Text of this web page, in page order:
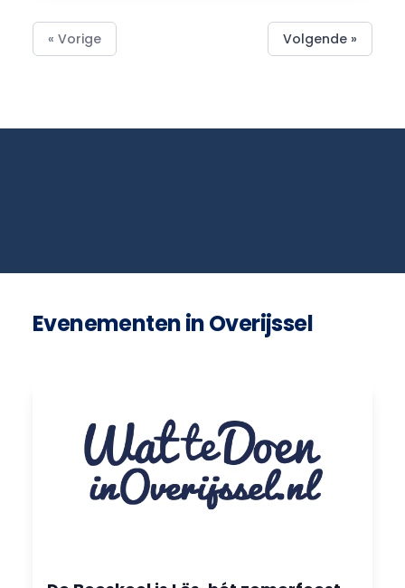
« Vorige Volgende »
Evenementen in Overijssel